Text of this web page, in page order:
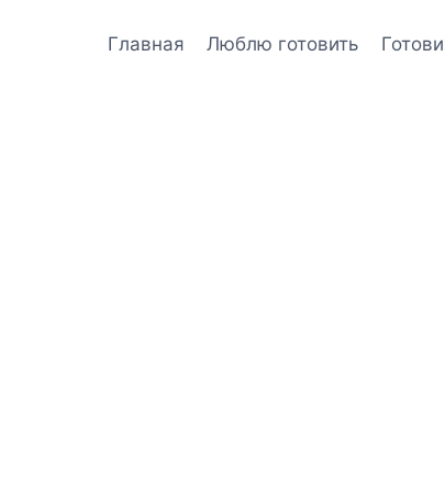
Главная Люблю готовить